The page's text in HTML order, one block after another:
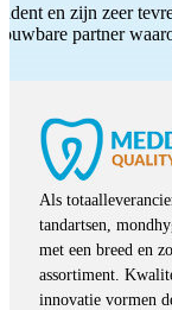
en zijn zeer
partner
Als
tandartsen,
met een breed en
assortiment.
innovatie vormen